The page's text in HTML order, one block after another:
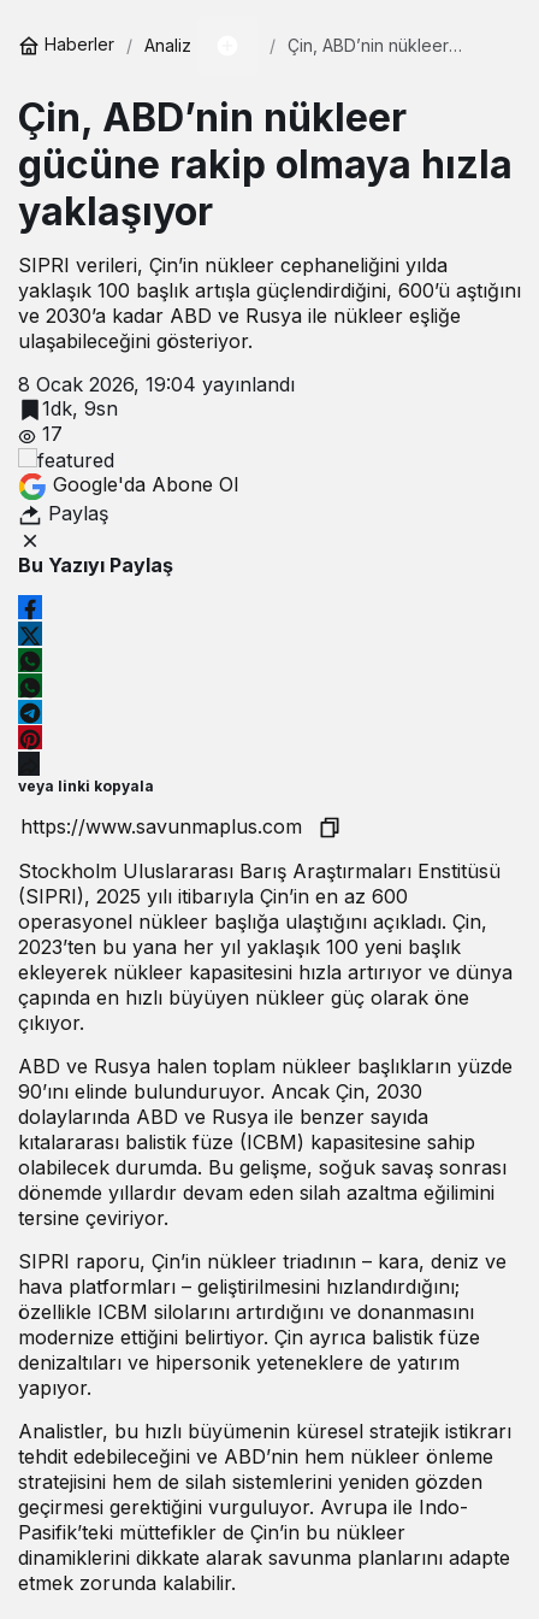
Haberler Analiz
Çin, ABD’nin nükleer
Çin, ABD’nin nükleer
gücüne rakip olmaya hızla
yaklaşıyor
SIPRI verileri, Çin’in nükleer cephaneliğini yılda
yaklaşık 100 başlık artışla güçlendirdiğini, 600’ü aştığını
ve 2030’a kadar ABD ve Rusya ile nükleer eşliğe
ulaşabileceğini gösteriyor.
8 Ocak 2026, 19:04 yayınlandı
1dk, 9sn
17
Google'da Abone Ol
Paylaş
Bu Yazıyı Paylaş
veya linki kopyala
Stockholm Uluslararası Barış Araştırmaları Enstitüsü
(SIPRI), 2025 yılı itibarıyla Çin’in en az 600
operasyonel nükleer başlığa ulaştığını açıkladı. Çin,
2023’ten bu yana her yıl yaklaşık 100 yeni başlık
ekleyerek nükleer kapasitesini hızla artırıyor ve dünya
çapında en hızlı büyüyen nükleer güç olarak öne
çıkıyor.
ABD ve Rusya halen toplam nükleer başlıkların yüzde
90’ını elinde bulunduruyor. Ancak Çin, 2030
dolaylarında ABD ve Rusya ile benzer sayıda
kıtalararası balistik füze (ICBM) kapasitesine sahip
olabilecek durumda. Bu gelişme, soğuk savaş sonrası
dönemde yıllardır devam eden silah azaltma eğilimini
tersine çeviriyor.
SIPRI raporu, Çin’in nükleer triadının – kara, deniz ve
hava platformları – geliştirilmesini hızlandırdığını;
özellikle ICBM silolarını artırdığını ve donanmasını
modernize ettiğini belirtiyor. Çin ayrıca balistik füze
denizaltıları ve hipersonik yeteneklere de yatırım
yapıyor.
Analistler, bu hızlı büyümenin küresel stratejik istikrarı
tehdit edebileceğini ve ABD’nin hem nükleer önleme
stratejisini hem de silah sistemlerini yeniden gözden
geçirmesi gerektiğini vurguluyor. Avrupa ile Indo-
Pasifik’teki müttefikler de Çin’in bu nükleer
dinamiklerini dikkate alarak savunma planlarını adapte
etmek zorunda kalabilir.